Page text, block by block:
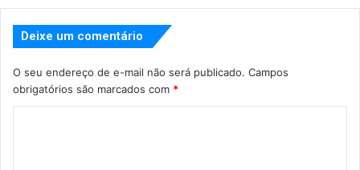
Deixe um comentário
O seu endereço de e-mail não será publicado. Campos
obrigatórios são marcados com *